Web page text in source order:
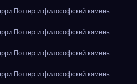
Поттер и философский камень
Поттер и философский камень
Поттер и философский камень
Поттер и философский камень